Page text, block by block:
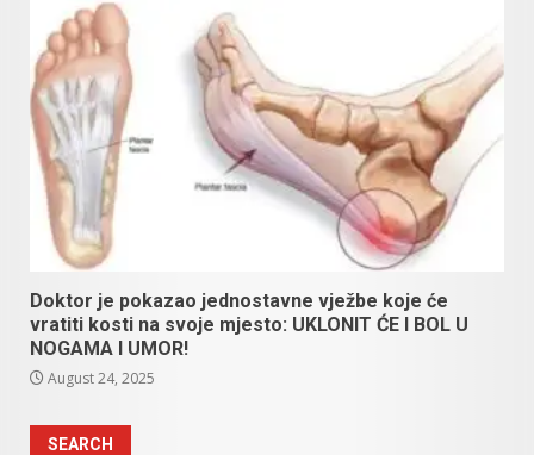
Doktor je pokazao jednostavne vježbe koje će
vratiti kosti na svoje mjesto: UKLONIT ĆE I BOL U
NOGAMA I UMOR!
August 24, 2025
SEARCH